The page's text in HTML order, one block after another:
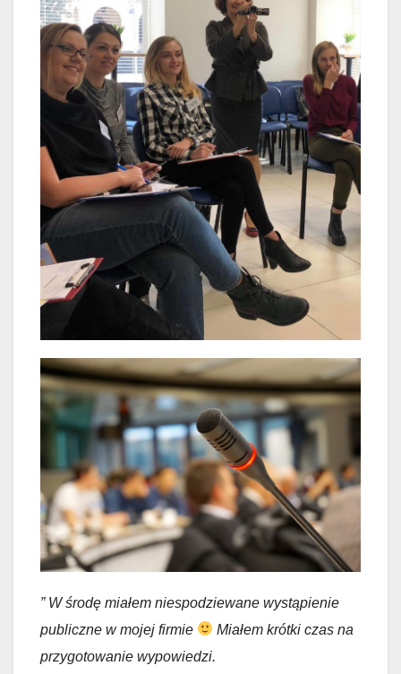
” W środę miałem niespodziewane wystąpienie
publiczne w mojej firmie
Miałem krótki czas na
przygotowanie wypowiedzi.